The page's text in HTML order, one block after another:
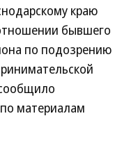
краю
бывшего
по подозрению
материалам